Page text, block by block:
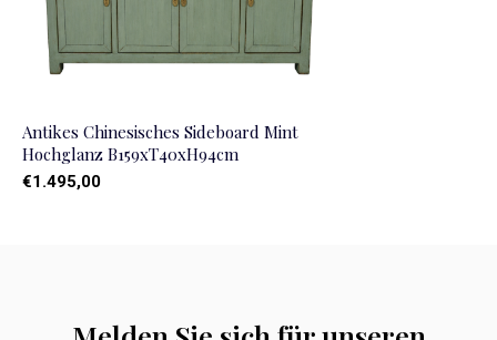
Antikes Chinesisches Sideboard Mint
Hochglanz B159xT40xH94cm
€1.495,00